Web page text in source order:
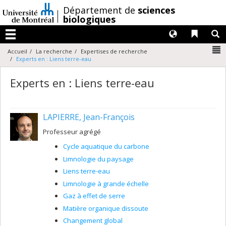
au
contenu
/Département de sciences
biologiques
Menu
Liens
Langues
Accueil La recherche
Expertises de recherche
Experts en : Liens terre-eau
Experts en : Liens terre-eau
LAPIERRE, Jean-François
Professeur agrégé
Cycle aquatique du carbone
Limnologie du paysage
Liens terre-eau
Limnologie à grande échelle
Gaz à effet de serre
Matière organique dissoute
Changement global